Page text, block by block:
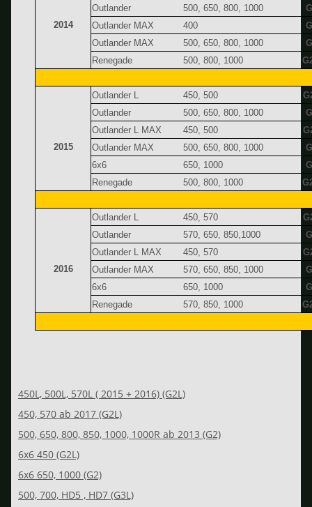
Outlander
500, 650, 800, 1000
2014
Outlander MAX 400
Outlander MAX
500, 650, 800, 1000
Renegade
500, 800, 1000
Outlander L 450, 500
Outlander
500, 650, 800, 1000
Outlander L MAX
450, 500
2015
Outlander MAX 500, 650, 800, 1000
6x6
650, 1000
Renegade
500, 800, 1000
Outlander L 450, 570
Outlander
570, 650, 850,1000
Outlander L MAX
450, 570
2016
Outlander MAX 570, 650, 850, 1000
6x6
650, 1000
Renegade
570, 850, 1000
450L, 500L, 570L ( 2015 + 2016) (G2L)
450, 570 ab 2017 (G2L)
500, 650, 800, 850, 1000, 1000R ab 2013 (G2)
6x6 450 (G2L)
6x6 650, 1000 (G2)
500, 700, HD5 , HD7 (G3L)